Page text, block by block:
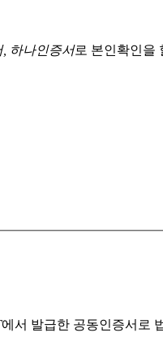
, 하나인증서로 본인확인을
에서 발급한 공동인증서로